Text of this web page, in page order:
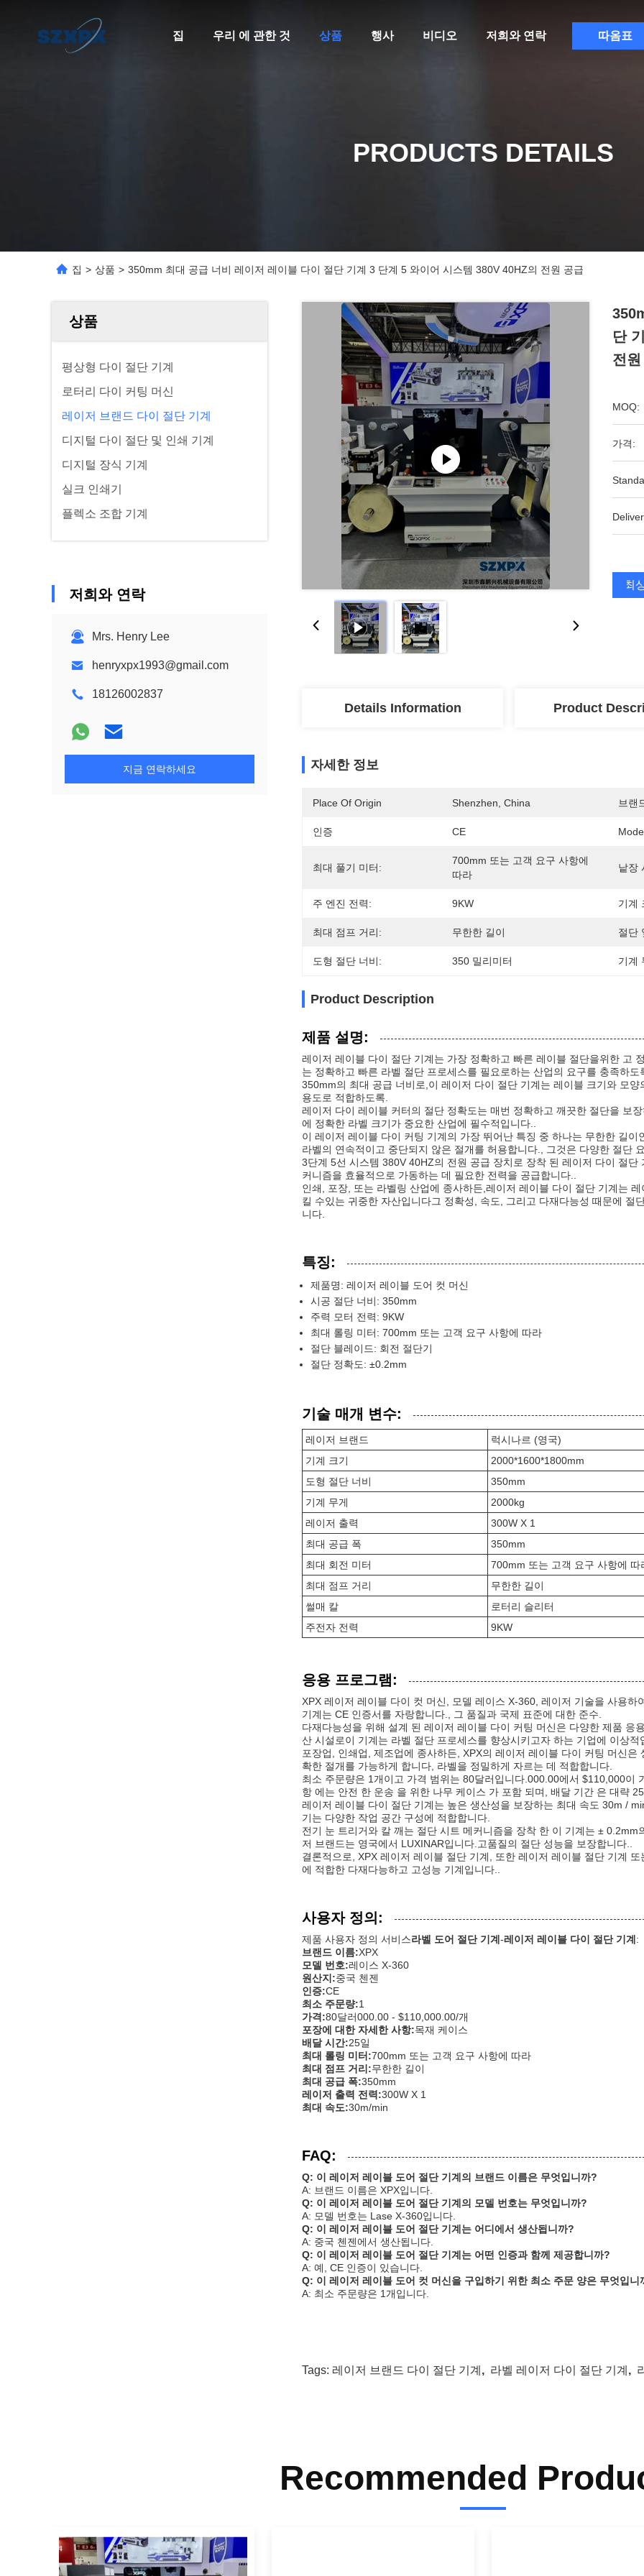
집 우리 에 관한 것 상품 행사 비디오 저희와 연락 따옴표
PRODUCTS DETAILS
집 > 상품 > 350mm 최대 공급 너비 레이저 레이블 다이 절단 기계 3 단계 5 와이어 시스템 380V 40HZ의 전원 공급
상품
평상형 다이 절단 기계
로터리 다이 커팅 머신
레이저 브랜드 다이 절단 기계
디지털 다이 절단 및 인쇄 기계
디지털 장식 기계
실크 인쇄기
플렉소 조합 기계
저희와 연락
Mrs. Henry Lee
henryxpx1993@gmail.com
18126002837
지금 연락하세요
단
전
MOQ:
가격:
최
Details Information Product
자세한 정보
Place Of Origin Shenzhen, China 브랜
인증 CE
최대 풀기 미터:
700mm 또는 고객 요구 사항에
따라
낱장
주 엔진 전력: 9KW 기계
최대 점프 거리: 무한한 길이 절단
도형 절단 너비: 350 밀리미터 기계
Product Description
제품 설명:
레이저 레이블 다이 절단 기계는 가장 정확하고 빠른 레이블 절단을위한 고
는 정확하고 빠른 라벨 절단 프로세스를 필요로하는 산업의 요구를 충족하도
350mm의 최대 공급 너비로,이 레이저 다이 절단 기계는 레이블 크기와 모
용도로 적합하도록.
레이저 다이 레이블 커터의 절단 정확도는 매번 정확하고 깨끗한 절단을 보
에 정확한 라벨 크기가 중요한 산업에 필수적입니다..
이 레이저 레이블 다이 커팅 기계의 가장 뛰어난 특징 중 하나는 무한한 길
라벨의 연속적이고 중단되지 않은 절개를 허용합니다., 그것은 다양한 절단
3단계 5선 시스템 380V 40HZ의 전원 공급 장치로 장착 된 레이저 다이 절
커니즘을 효율적으로 가동하는 데 필요한 전력을 공급합니다..
인쇄, 포장, 또는 라벨링 산업에 종사하든,레이저 레이블 다이 절단 기계는
킬 수있는 귀중한 자산입니다그 정확성, 속도, 그리고 다재다능성 때문에 절
니다.
특징:
제품명: 레이저 레이블 도어 컷 머신
시공 절단 너비: 350mm
주력 모터 전력: 9KW
최대 롤링 미터: 700mm 또는 고객 요구 사항에 따라
절단 블레이드: 회전 절단기
절단 정확도: ±0.2mm
기술 매개 변수:
레이저 브랜드
럭시나르 (영국)
기계 크기
2000*1600*1800mm
도형 절단 너비
350mm
기계 무게
2000kg
레이저 출력
300W X 1
최대 공급 폭
350mm
최대 회전 미터
700mm 또는 고객 요구 사항에 따
최대 점프 거리
무한한 길이
썰매 칼
로터리 슬리터
주전자 전력
9KW
응용 프로그램:
XPX 레이저 레이블 다이 컷 머신, 모델 레이스 X-360, 레이저 기술을 사용
기계는 CE 인증서를 자랑합니다., 그 품질과 국제 표준에 대한 준수.
다재다능성을 위해 설계 된 레이저 레이블 다이 커팅 머신은 다양한 제품 응
산 시설로이 기계는 라벨 절단 프로세스를 향상시키고자 하는 기업에 이상적
포장업, 인쇄업, 제조업에 종사하든, XPX의 레이저 레이블 다이 커팅 머신
확한 절개를 가능하게 합니다, 라벨을 정밀하게 자르는 데 적합합니다.
최소 주문량은 1개이고 가격 범위는 80달러입니다.000.00에서 $110,000이
항 에는 안전 한 운송 을 위한 나무 케이스 가 포함 되며, 배달 기간 은 대략
레이저 레이블 다이 절단 기계는 높은 생산성을 보장하는 최대 속도 30m /
기는 다양한 작업 공간 구성에 적합합니다.
전기 눈 트리거와 칼 깨는 절단 시트 메커니즘을 장착 한 이 기계는 ±
저 브랜드는 영국에서 LUXINAR입니다.고품질의 절단 성능을 보장합니다..
결론적으로, XPX 레이저 레이블 절단 기계, 또한 레이저 레이블 절단 기계
에 적합한 다재다능하고 고성능 기계입니다..
사용자 정의:
제품 사용자 정의 서비스라벨 도어 절단 기계 -레이저 레이블 다이 절단 기계 :
브랜드 이름:XPX
모델 번호:레이스 X-360
원산지:중국 첸젠
인증:CE
최소 주문량:1
가격:80달러000.00 - $110,000.00/개
포장에 대한 자세한 사항:목재 케이스
배달 시간:25일
최대 롤링 미터:700mm 또는 고객 요구 사항에 따라
최대 점프 거리:무한한 길이
최대 공급 폭:350mm
레이저 출력 전력:300W X 1
최대 속도:30m/min
FAQ:
Q: 이 레이저 레이블 도어 절단 기계의 브랜드 이름은 무엇입니까?
A: 브랜드 이름은 XPX입니다.
Q: 이 레이저 레이블 도어 절단 기계의 모델 번호는 무엇입니까?
A: 모델 번호는 Lase X-360입니다.
Q: 이 레이저 레이블 도어 절단 기계는 어디에서 생산됩니까?
A: 중국 첸젠에서 생산됩니다.
Q: 이 레이저 레이블 도어 절단 기계는 어떤 인증과 함께 제공합니까?
A: 예, CE 인증이 있습니다.
Q: 이 레이저 레이블 도어 컷 머신을 구입하기 위한 최소 주문 양은 무엇입니
A: 최소 주문량은 1개입니다.
Tags: 레이저 브랜드 다이 절단 기계 , 라벨 레이저 다이 절단 기계 ,
Recommended